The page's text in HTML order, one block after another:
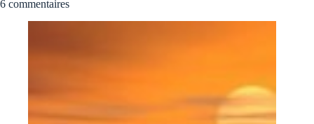
6 commentaires